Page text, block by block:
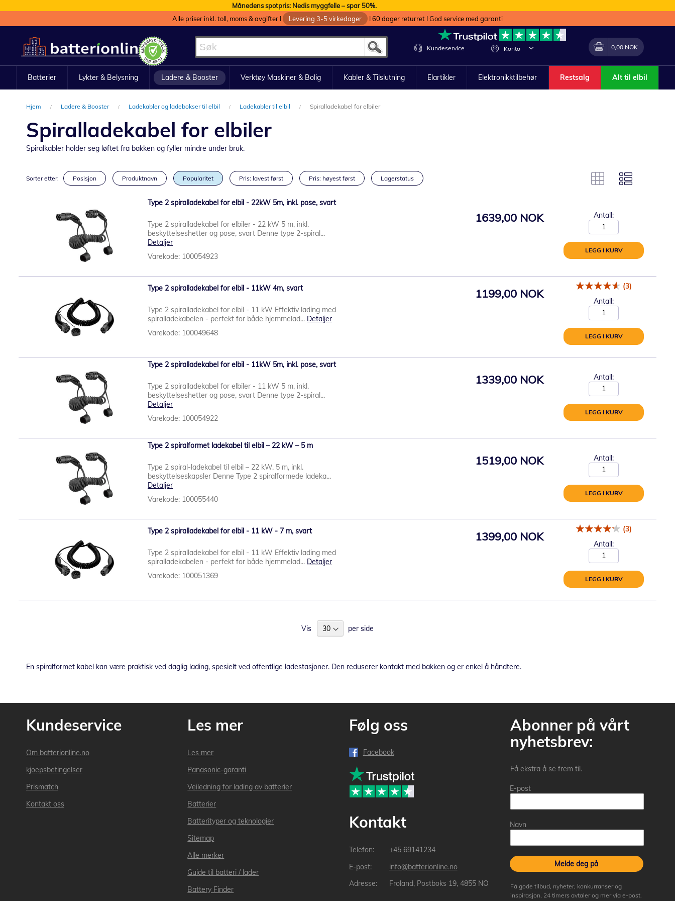
Månedens spotpris: Nedis myggfelle – spar 50%.
Alle priser inkl. toll, moms & avgifter I
Levering 3-5 virkedager I 60 dager returret I God service med garanti
til
innhold
Konto Endring
Min handlekurv
0,00 NOK
Kundeservice
Batterier Lykter & Belysning Ladere & Booster Verktøy Maskiner & Bolig Kabler & Tilslutning Elartikler Elektronikktilbehør Restsalg Alt til elbil
Hjem Ladere & Booster Ladekabler og ladebokser til elbil Ladekabler til elbil Spiralladekabel for elbiler
Spiralladekabel for elbiler
Spiralkabler holder seg løftet fra bakken og fyller mindre under bruk.
Sorter etter: Posisjon Produktnavn Popularitet Pris: lavest først Pris: høyest først Lagerstatus
Type 2 spiralladekabel for elbil - 22kW 5m, inkl. pose, svart
Type 2 spiralladekabel for elbiler - 22 kW 5 m, inkl.
beskyttelseshetter og pose, svart Denne type 2-spiral...
Detaljer
Varekode: 100054923
1639,00 NOK Antall:
LEGG I KURV
Type 2 spiralladekabel for elbil - 11kW 4m, svart
Type 2 spiralladekabel for elbil - 11 kW Effektiv lading med
spiralladekabelen - perfekt for både hjemmelad... Detaljer
Varekode: 100049648
1199,00 NOK
(3)
Antall:
LEGG I KURV
Type 2 spiralladekabel for elbil - 11kW 5m, inkl. pose, svart
Type 2 spiralladekabel for elbiler - 11 kW 5 m, inkl.
beskyttelseshetter og pose, svart Denne type 2-spiral...
Detaljer
Varekode: 100054922
1339,00 NOK Antall:
LEGG I KURV
Type 2 spiralformet ladekabel til elbil – 22 kW – 5 m
Type 2 spiral-ladekabel til elbil – 22 kW, 5 m, inkl.
beskyttelseskapsler Denne Type 2 spiralformede ladeka...
Detaljer
Varekode: 100055440
1519,00 NOK Antall:
LEGG I KURV
Type 2 spiralladekabel for elbil - 11 kW - 7 m, svart
Type 2 spiralladekabel for elbil - 11 kW Effektiv lading med
spiralladekabelen - perfekt for både hjemmelad... Detaljer
Varekode: 100051369
1399,00 NOK
(3)
Antall:
LEGG I KURV
Vis per side
En spiralformet kabel kan være praktisk ved daglig lading, spesielt ved offentlige ladestasjoner. Den reduserer kontakt med bakken og er enkel å håndtere.
Kundeservice
Om batterionline.no
kjoepsbetingelser
Prismatch
Kontakt oss
Les mer
Les mer
Panasonic-garanti
Veiledning for lading av batterier
Batterier
Batterityper og teknologier
Sitemap
Alle merker
Guide til batteri / lader
Battery Finder
Følg oss
Facebook
Kontakt
+45 69141234
info@batterionline.no
Froland, Postboks 19, 4855 NO
Abonner på vårt
nyhetsbrev:
Få ekstra å se frem til.
E-post
Navn
Melde deg på
Få gode tilbud, nyheter, konkurranser og
inspirasjon, 24 timers avtaler og mer via e-post.